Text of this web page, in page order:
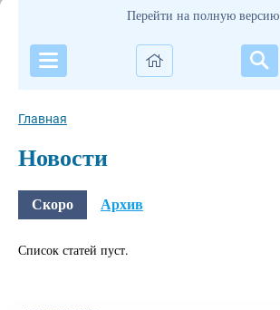
Перейти на полную версию
Главная
Новости
Скоро Архив
Список статей пуст.